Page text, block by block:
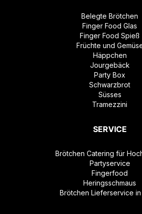
Belegte Brötchen
Finger Food Glas
Finger Food Spieß
Früchte und
Häppchen
Jourgebäck
Party Box
Schwarzbrot
Süsses
Tramezzini
SERVICE
Brötchen Catering für
Partyservice
Fingerfood
Heringsschmaus
Brötchen Lieferservice